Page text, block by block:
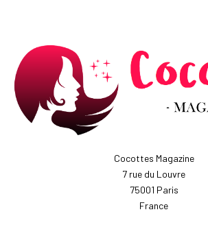
Cocottes Magazine
7 rue du Louvre
75001 Paris
France